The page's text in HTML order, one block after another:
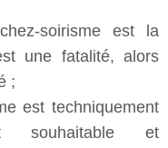
soirisme est la
une fatalité, alors
;
est techniquement
souhaitable et